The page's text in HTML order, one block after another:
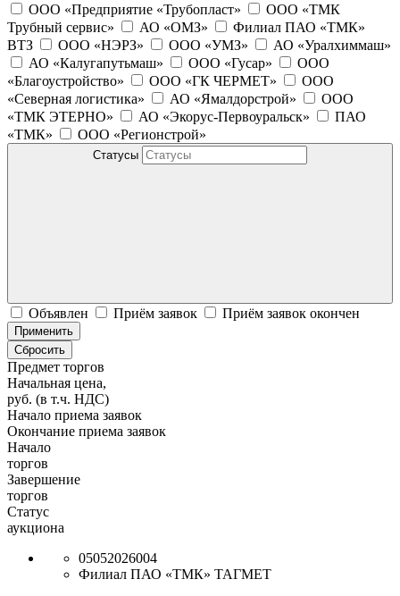
ООО «Предприятие «Трубопласт»
ООО «ТМК
Трубный сервис»
АО «ОМЗ»
Филиал ПАО «ТМК»
ВТЗ
ООО «НЭРЗ» ООО «УМЗ»
АО «Уралхиммаш»
АО «Калугапутьмаш»
ООО «Гусар»
ООО
«Благоустройство»
ООО «ГК ЧЕРМЕТ»
ООО
«Северная логистика»
АО «Ямалдорстрой»
ООО
«ТМК ЭТЕРНО»
АО «Экорус-Первоуральск»
ПАО
«ТМК»
ООО «Регионстрой»
Статусы
Объявлен Приём заявок Приём заявок окончен
Применить
Сбросить
Предмет торгов
Начальная цена,
руб. (в т.ч. НДС)
Начало приема заявок
Окончание приема заявок
Начало
торгов
Завершение
торгов
Статус
аукциона
05052026004
Филиал ПАО «ТМК» ТАГМЕТ